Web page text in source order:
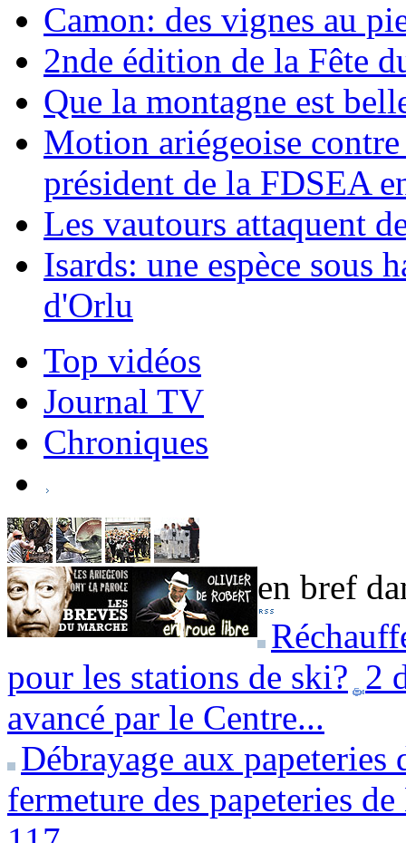
Camon: des vignes au
2nde édition de la Fête
Que la montagne est
Motion ariégeoise
président de la FDSEA
Les vautours attaquent
Isards: une espèce sous
d'Orlu
Top vidéos
Journal TV
Chroniques
en bref
pour les stations de ski? 2
avancé par le Centre...
Débrayage aux papeteries
fermeture des papeteries